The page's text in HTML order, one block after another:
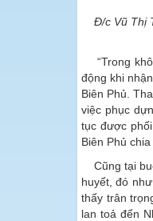
Đ/c Vũ Thị
“Trong
động khi
Biên Phủ.
việc phục
tục được
Biên Phủ chia
Cũng tại
huyết, đó
thấy trân
lan toả đến